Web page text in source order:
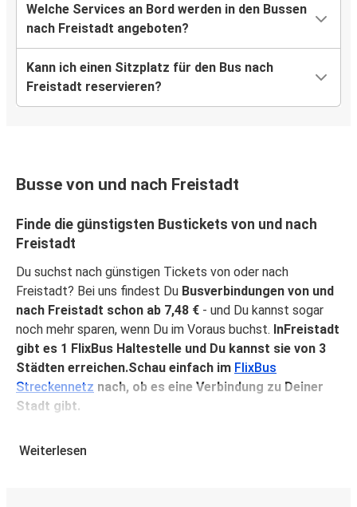
Welche Services an Bord werden in den Bussen
nach Freistadt angeboten?
Kann ich einen Sitzplatz für den Bus nach
Freistadt reservieren?
Busse von und nach Freistadt
Finde die günstigsten Bustickets von und nach
Freistadt
Du suchst nach günstigen Tickets von oder nach
Freistadt? Bei uns findest Du Busverbindungen von und
nach Freistadt schon ab 7,48 € - und Du kannst sogar
noch mehr sparen, wenn Du im Voraus buchst. InFreistadt
gibt es 1 FlixBus Haltestelle und Du kannst sie von 3
Städten erreichen.Schau einfach im FlixBus
Streckennetz nach, ob es eine Verbindung zu Deiner
Stadt gibt.
reisen?
Weiterlesen